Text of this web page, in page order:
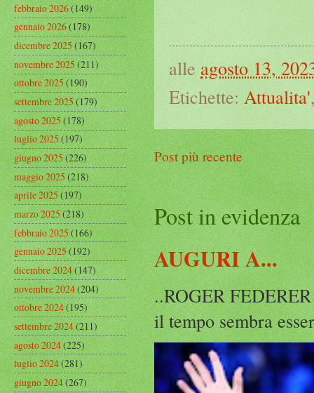
alle agosto 13,
Etichette: Attualita'
Post più recente
Post in evidenza
AUGURI A...
..ROGER
il tempo sembra
febbraio 2026(149)
gennaio 2026(178)
dicembre 2025(167)
novembre 2025(211)
ottobre 2025(190)
settembre 2025(179)
agosto 2025(178)
luglio 2025(197)
giugno 2025(226)
maggio 2025(218)
aprile 2025(197)
marzo 2025(218)
febbraio 2025(166)
gennaio 2025(192)
dicembre 2024(147)
novembre 2024(204)
ottobre 2024(195)
settembre 2024(211)
agosto 2024(225)
luglio 2024(281)
giugno 2024(267)